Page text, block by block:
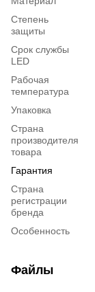
Степень
защиты
Срок службы
LED
Рабочая
температура
Упаковка
Страна
производителя
товара
Гарантия
Страна
регистрации
бренда
Особенность
Файлы